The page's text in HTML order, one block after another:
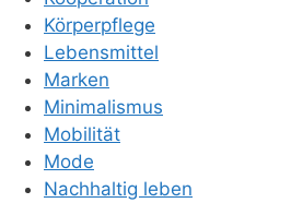
Körperpflege
Lebensmittel
Marken
Minimalismus
Mobilität
Mode
Nachhaltig leben